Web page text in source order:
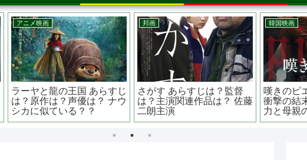
アニメ映画
ラーヤと龍の王国 あらすじ
は？原作は？声優は？ ナウ
シカに似ている？？
邦画
さがす あらすじは？監督
は？主演関連作品は？ 佐藤
二朗主演
韓国映画
嘆きのピ
衝撃の結
力と母親